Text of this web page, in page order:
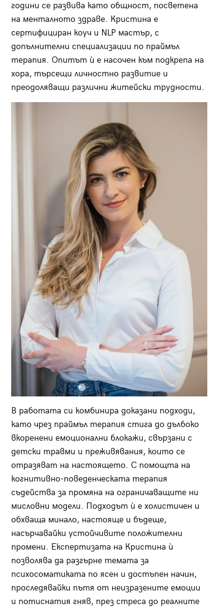
години се развива като общност, посветена
на менталното здраве. Кристина е
сертифициран коуч и NLP мастър, с
допълнителни специализации по праймъл
терапия. Опитът ѝ е насочен към подкрепа на
хора, търсещи личностно развитие и
преодоляващи различни житейски трудности.
В работата си комбинира доказани подходи,
като чрез праймъл терапия стига до дълбоко
вкоренени емоционални блокажи, свързани с
детски травми и преживявания, които се
отразяват на настоящето. С помощта на
когнитивно-поведенческата терапия
съдейства за промяна на ограничаващите ни
мисловни модели. Подходът ѝ е холистичен и
обхваща минало, настояще и бъдеще,
насърчавайки устойчивите положителни
промени. Експертизата на Кристина ѝ
позволява да разгърне темата за
психосоматиката по ясен и достъпен начин,
проследявайки пътя от неизразените емоции
и потиснатия гняв, през стреса до реалните